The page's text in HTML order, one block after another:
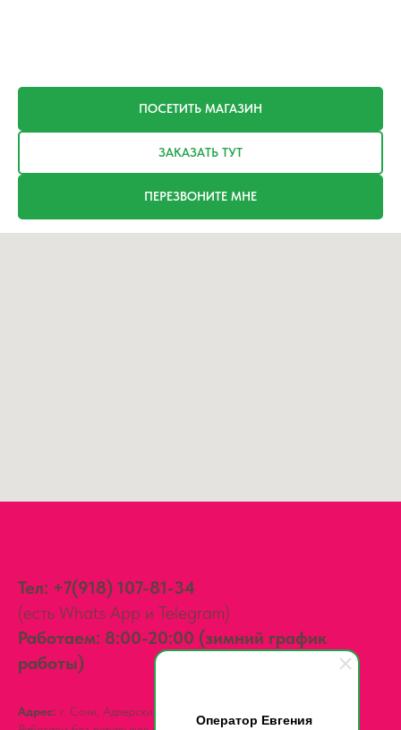
Оператор Евгения
ПОСЕТИТЬ МАГАЗИН
ЗАКАЗАТЬ ТУТ
ПЕРЕЗВОНИТЕ МНЕ
Тел: +7(918) 107-81-34
(есть Whats App и Telegram)
Работаем: 8:00-20:00 (зимний график
работы)
Адрес: г. Сочи, Адлерский район,